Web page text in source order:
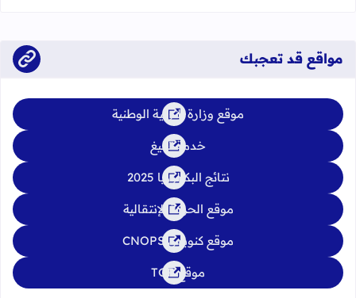
مواقع قد تعجبك
موقع وزارة التربية الوطنية
خدمة تبليغ
نتائج البكالوريا 2025
موقع الحركة الإنتقالية
موقع كنوبس CNOPS
موقع TGR